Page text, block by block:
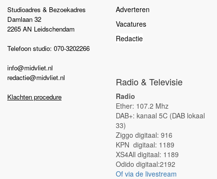
Studioadres & Bezoekadres
Damlaan 32
2265 AN Leidschendam
Telefoon studio: 070-3202266
info@midvliet.nl
redactie@midvliet.nl
Klachten procedure
Adverteren
Vacatures
Redactie
Radio & Televisie
Radio
Ether: 107.2 Mhz
DAB+: kanaal 5C (DAB lokaal
33)
Ziggo digitaal: 916
KPN digitaal: 1189
XS4All digitaal: 1189
Odido digitaal:2192
Of via de livestream